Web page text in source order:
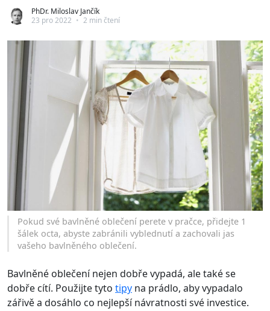
PhDr. Miloslav Jančík
23 pro 2022 • 2 min čtení
Pokud své bavlněné oblečení perete v pračce, přidejte 1
šálek octa, abyste zabránili vyblednutí a zachovali jas
vašeho bavlněného oblečení.
Bavlněné oblečení nejen dobře vypadá, ale také se
dobře cítí. Použijte tyto tipy na prádlo, aby vypadalo
zářivě a dosáhlo co nejlepší návratnosti své investice.